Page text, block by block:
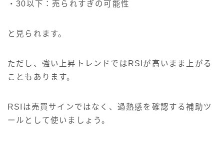
・30以下：売られすぎの可能性
と見られます。
ただし、強い上昇トレンドではRSIが高いまま上がる
こともあります。
RSIは売買サインではなく、過熱感を確認する補助ツ
ールとして使いましょう。